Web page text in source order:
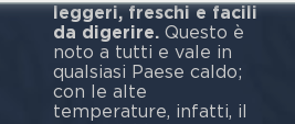
leggeri, freschi e facili
da digerire.Questo è
noto a tutti e vale in
qualsiasi Paese caldo;
con le alte
temperature, infatti, il